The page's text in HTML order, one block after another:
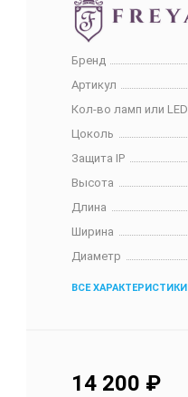
Бренд
Артикул
Кол-во ламп или LED
Цоколь
Защита IP
Высота
Длина
Ширина
Диаметр
ВСЕ ХАРАКТЕРИСТИКИ
14 200 ₽